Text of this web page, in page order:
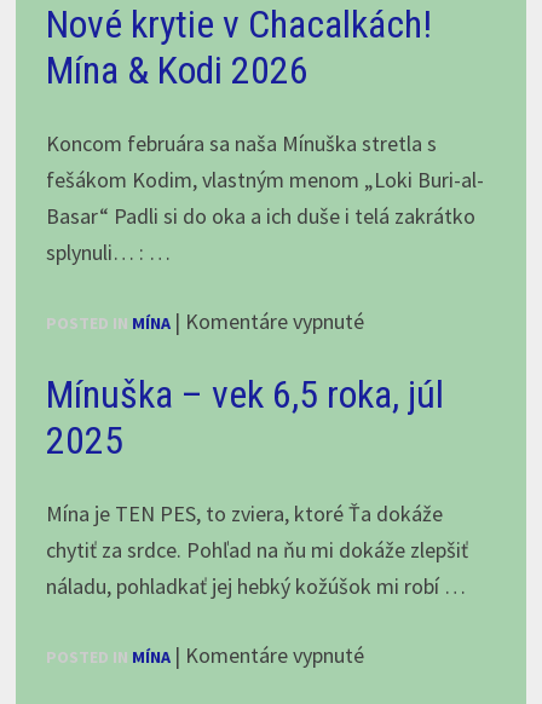
“
Chacalkiz
Chenekel
Nové krytie v Chacalkách!
Mína & Kodi 2026
Koncom februára sa naša Mínuška stretla s
fešákom Kodim, vlastným menom „Loki Buri-al-
Basar“ Padli si do oka a ich duše i telá zakrátko
splynuli… : …
POSTED IN MÍNA | Komentáre vypnuténa
krytie
Mína
&
Kodi
Mínuška – vek 6,5 roka, júl
2025
Mína je TEN PES, to zviera, ktoré Ťa dokáže
chytiť za srdce. Pohľad na ňu mi dokáže zlepšiť
náladu, pohladkať jej hebký kožúšok mi robí …
POSTED IN MÍNA | Komentáre vypnuténa